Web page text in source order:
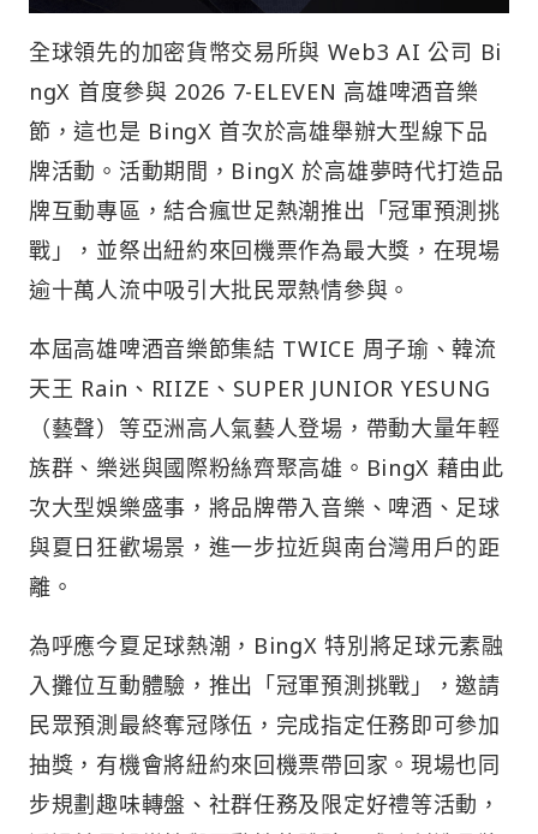
全球領先的加密貨幣交易所與 Web3 AI 公司 Bi
ngX 首度參與 2026 7-ELEVEN 高雄啤酒音樂
節，這也是 BingX 首次於高雄舉辦大型線下品
牌活動。活動期間，BingX 於高雄夢時代打造品
牌互動專區，結合瘋世足熱潮推出「冠軍預測挑
戰」，並祭出紐約來回機票作為最大獎，在現場
逾十萬人流中吸引大批民眾熱情參與。
本屆高雄啤酒音樂節集結 TWICE 周子瑜、韓流
天王 Rain、RIIZE、SUPER JUNIOR YESUNG
（藝聲）等亞洲高人氣藝人登場，帶動大量年輕
族群、樂迷與國際粉絲齊聚高雄。BingX 藉由此
次大型娛樂盛事，將品牌帶入音樂、啤酒、足球
與夏日狂歡場景，進一步拉近與南台灣用戶的距
離。
為呼應今夏足球熱潮，BingX 特別將足球元素融
入攤位互動體驗，推出「冠軍預測挑戰」，邀請
民眾預測最終奪冠隊伍，完成指定任務即可參加
抽獎，有機會將紐約來回機票帶回家。現場也同
步規劃趣味轉盤、社群任務及限定好禮等活動，